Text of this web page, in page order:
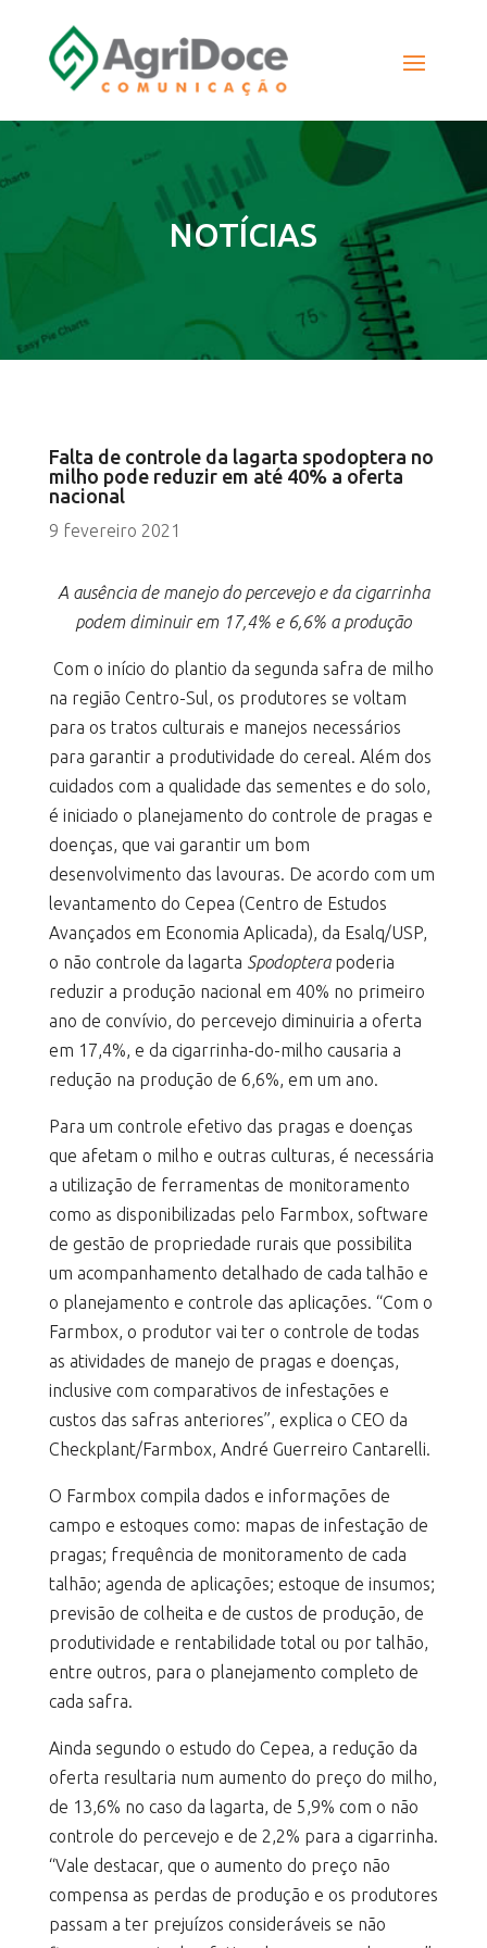
NOTÍCIAS
Falta de controle da lagarta spodoptera no
milho pode reduzir em até 40% a oferta
nacional
9 fevereiro 2021
A ausência de manejo do percevejo e da cigarrinha
podem diminuir em 17,4% e 6,6% a produção
Com o início do plantio da segunda safra de milho
na região Centro-Sul, os produtores se voltam
para os tratos culturais e manejos necessários
para garantir a produtividade do cereal. Além dos
cuidados com a qualidade das sementes e do solo,
é iniciado o planejamento do controle de pragas e
doenças, que vai garantir um bom
desenvolvimento das lavouras. De acordo com um
levantamento do Cepea (Centro de Estudos
Avançados em Economia Aplicada), da Esalq/USP,
o não controle da lagarta Spodopterapoderia
reduzir a produção nacional em 40% no primeiro
ano de convívio, do percevejo diminuiria a oferta
em 17,4%, e da cigarrinha-do-milho causaria a
redução na produção de 6,6%, em um ano.
Para um controle efetivo das pragas e doenças
que afetam o milho e outras culturas, é necessária
a utilização de ferramentas de monitoramento
como as disponibilizadas pelo Farmbox, software
de gestão de propriedade rurais que possibilita
um acompanhamento detalhado de cada talhão e
o planejamento e controle das aplicações. “Com o
Farmbox, o produtor vai ter o controle de todas
as atividades de manejo de pragas e doenças,
inclusive com comparativos de infestações e
custos das safras anteriores”, explica o CEO da
Checkplant/Farmbox, André Guerreiro Cantarelli.
O Farmbox compila dados e informações de
campo e estoques como: mapas de infestação de
pragas; frequência de monitoramento de cada
talhão; agenda de aplicações; estoque de insumos;
previsão de colheita e de custos de produção, de
produtividade e rentabilidade total ou por talhão,
entre outros, para o planejamento completo de
cada safra.
Ainda segundo o estudo do Cepea, a redução da
oferta resultaria num aumento do preço do milho,
de 13,6% no caso da lagarta, de 5,9% com o não
controle do percevejo e de 2,2% para a cigarrinha.
“Vale destacar, que o aumento do preço não
compensa as perdas de produção e os produtores
passam a ter prejuízos consideráveis se não